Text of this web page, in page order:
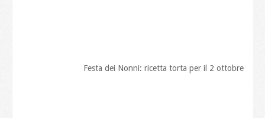
Festa dei Nonni: ricetta torta per il 2 ottobre